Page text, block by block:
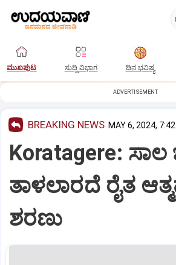
ಮುಖಪುಟ ಸುದ್ದಿ ವಿಭಾಗ ದಿನ ಭವಿಷ್ಯ
ADVERTISEMENT
BREAKING NEWS MAY 6, 2024,
Koratagere:
ತಾಳಲಾರದೆ ರೈತ
ಶರಣು